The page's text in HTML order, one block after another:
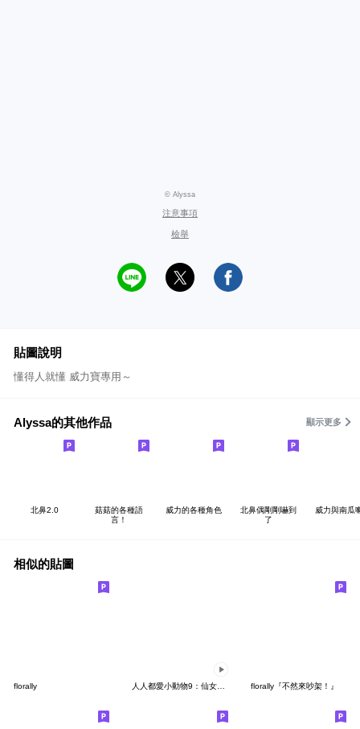
© Alyssa
注意事項
檢舉
貼圖說明
懂得人就懂 威力寶專用～
Alyssa的其他作品 顯示更多
北鼻2.0
菇菇的各種語
言！
威力的各種角色
北鼻偶剛剛嚇到
了
威力與南瓜
相似的貼圖
florally 人人都愛小動物9：仙女顯化之路 florally『不然來吵架！』